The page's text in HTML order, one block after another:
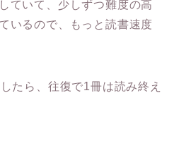
ていて、少しずつ難度の高
いるので、もっと読書速度
たら、往復で1冊は読み終え